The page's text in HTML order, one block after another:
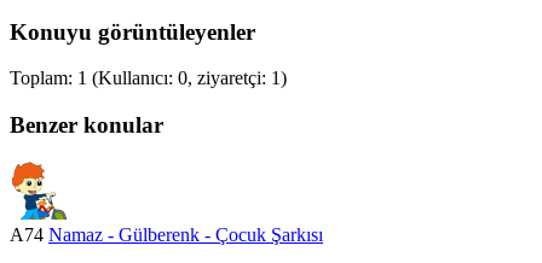
Konuyu görüntüleyenler
Toplam: 1 (Kullanıcı: 0, ziyaretçi: 1)
Benzer konular
A74 Namaz - Gülberenk - Çocuk Şarkısı